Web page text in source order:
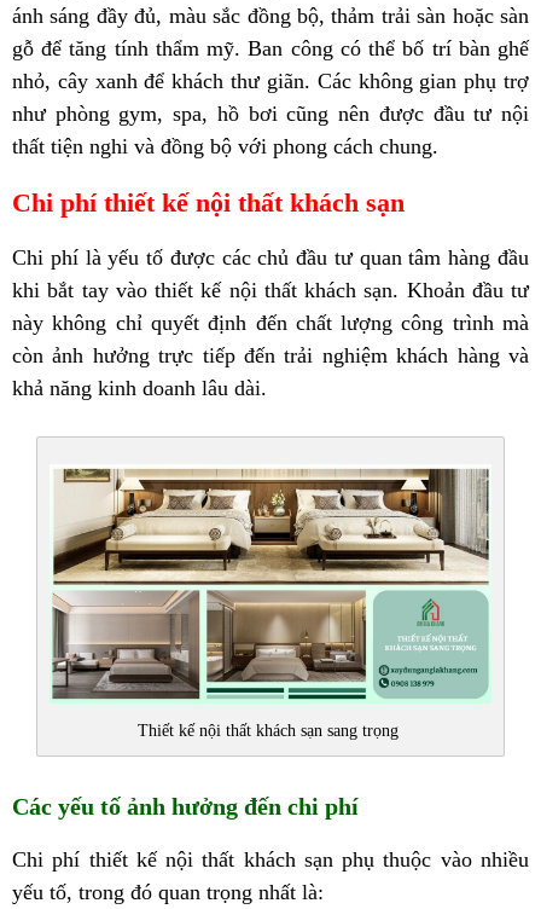
ánh sáng đầy đủ, màu sắc đồng bộ, thảm trải sàn hoặc sàn
gỗ để tăng tính thẩm mỹ. Ban công có thể bố trí bàn ghế
nhỏ, cây xanh để khách thư giãn. Các không gian phụ trợ
như phòng gym, spa, hồ bơi cũng nên được đầu tư nội
thất tiện nghi và đồng bộ với phong cách chung.
Chi phí thiết kế nội thất khách sạn
Chi phí là yếu tố được các chủ đầu tư quan tâm hàng đầu
khi bắt tay vào thiết kế nội thất khách sạn. Khoản đầu tư
này không chỉ quyết định đến chất lượng công trình mà
còn ảnh hưởng trực tiếp đến trải nghiệm khách hàng và
khả năng kinh doanh lâu dài.
Thiết kế nội thất khách sạn sang trọng
Các yếu tố ảnh hưởng đến chi phí
Chi phí thiết kế nội thất khách sạn phụ thuộc vào nhiều
yếu tố, trong đó quan trọng nhất là: